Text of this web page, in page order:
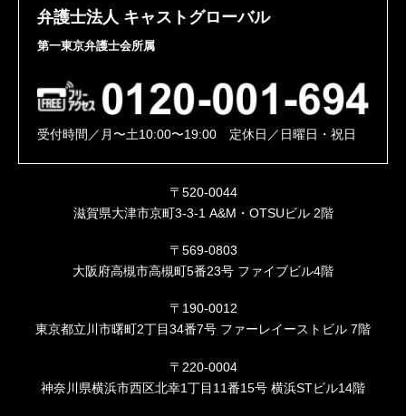
弁護士法人 キャストグローバル
第一東京弁護士会所属
受付時間／月〜土10:00〜19:00 定休日／日曜日・祝日
〒520-0044
滋賀県大津市京町3-3-1 A&M・OTSUビル 2階
〒569-0803
大阪府高槻市高槻町5番23号 ファイブビル4階
〒190-0012
東京都立川市曙町2丁目34番7号 ファーレイーストビル 7階
〒220-0004
神奈川県横浜市西区北幸1丁目11番15号 横浜STビル14階